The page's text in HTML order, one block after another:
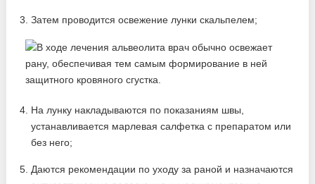
Затем проводится освежение лунки скальпелем;
На лунку накладываются по показаниям швы,
устанавливается марлевая салфетка с препаратом или
без него;
Даются рекомендации по уходу за раной и назначаются